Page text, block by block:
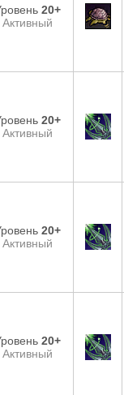
20+
Активный
20+
Активный
20+
Активный
20+
Активный